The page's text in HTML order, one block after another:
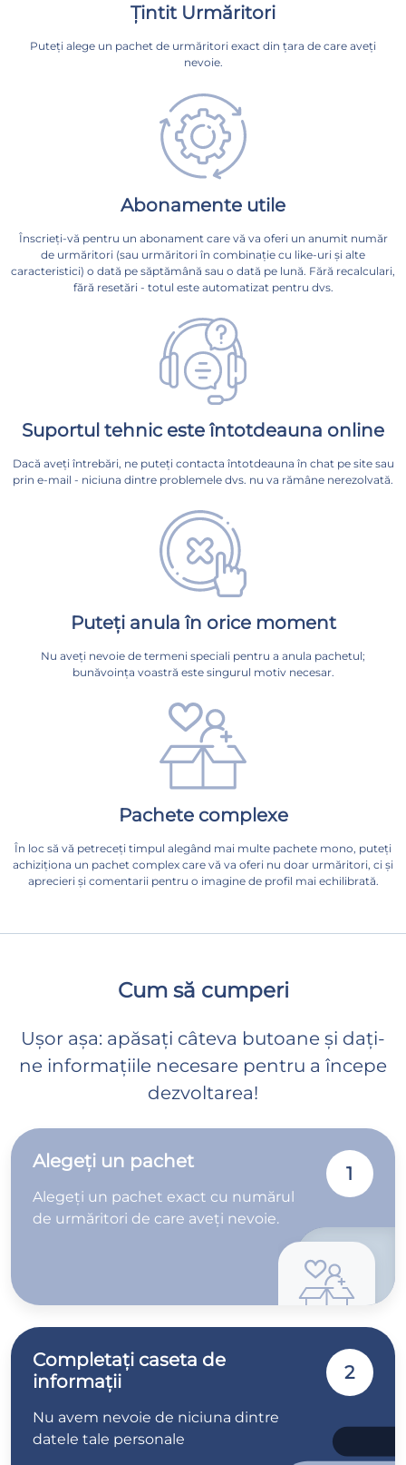
Țintit Urmăritori
Puteți alege un pachet de urmăritori exact din țara de care aveți
nevoie.
Abonamente utile
Înscrieți-vă pentru un abonament care vă va oferi un anumit număr
de urmăritori (sau urmăritori în combinație cu like-uri și alte
caracteristici) o dată pe săptămână sau o dată pe lună. Fără recalculari,
fără resetări - totul este automatizat pentru dvs.
Suportul tehnic este întotdeauna online
Dacă aveți întrebări, ne puteți contacta întotdeauna în chat pe site sau
prin e-mail - niciuna dintre problemele dvs. nu va rămâne nerezolvată.
Puteți anula în orice moment
Nu aveți nevoie de termeni speciali pentru a anula pachetul;
bunăvoința voastră este singurul motiv necesar.
Pachete complexe
În loc să vă petreceți timpul alegând mai multe pachete mono, puteți
achiziționa un pachet complex care vă va oferi nu doar urmăritori, ci și
aprecieri și comentarii pentru o imagine de profil mai echilibrată.
Cum să cumperi
Ușor așa: apăsați câteva butoane și dați-
ne informațiile necesare pentru a începe
dezvoltarea!
Alegeți un pachet
Alegeți un pachet exact cu numărul
de urmăritori de care aveți nevoie.
1
Completați caseta de
informații
Nu avem nevoie de niciuna dintre
datele tale personale
2